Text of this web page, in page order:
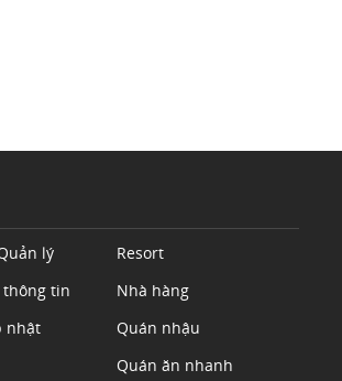
lý
tin
nhật
Resort
Nhà hàng
Quán nhậu
Quán ăn nhanh